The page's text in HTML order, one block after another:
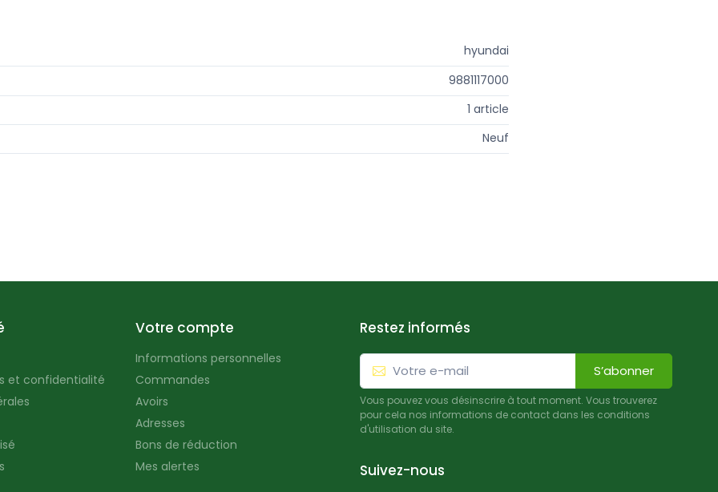
hyundai
9881117000
1 article
Neuf
et confidentialité
Votre compte
Informations personnelles
Commandes
Avoirs
Adresses
Bons de réduction
Mes alertes
Restez informés
S’abonner
Vous pouvez vous désinscrire à tout moment. Vous trouverez
pour cela nos informations de contact dans les conditions
d'utilisation du site.
Suivez-nous